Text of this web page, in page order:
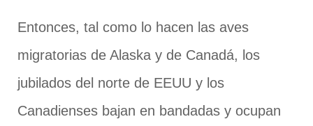
Entonces, tal como lo hacen las aves
migratorias de Alaska y de Canadá, los
jubilados del norte de EEUU y los
Canadienses bajan en bandadas y ocupan